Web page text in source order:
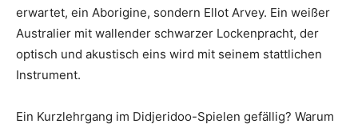
erwartet, ein Aborigine, sondern Ellot Arvey. Ein weißer
Australier mit wallender schwarzer Lockenpracht, der
optisch und akustisch eins wird mit seinem stattlichen
Instrument.
Ein Kurzlehrgang im Didjeridoo-Spielen gefällig? Warum